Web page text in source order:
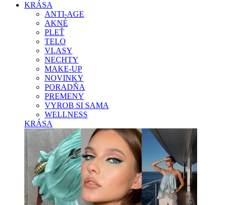
KRÁSA
ANTI-AGE
AKNÉ
PLEŤ
TELO
VLASY
NECHTY
MAKE-UP
NOVINKY
PORADŇA
PREMENY
VYROB SI SAMA
WELLNESS
KRÁSA